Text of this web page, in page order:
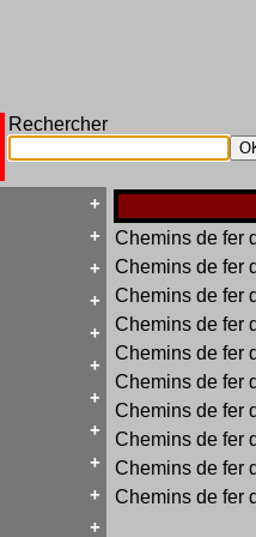
Rechercher
Chemins de fer
Chemins de fer
Chemins de fer
Chemins de fer
Chemins de fer
Chemins de fer
Chemins de fer
Chemins de fer
Chemins de fer
Chemins de fer